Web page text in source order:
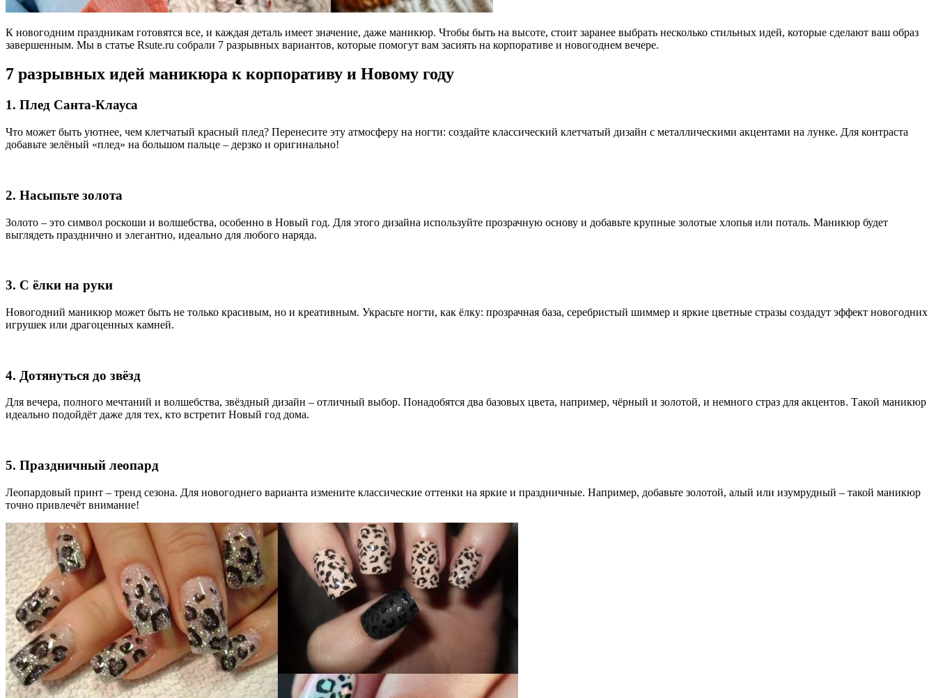
К новогодним праздникам готовятся все, и каждая деталь имеет значение, даже маникюр. Чтобы быть на высоте, стоит заранее выбрать несколько стильных идей, которые сделают ваш образ
завершенным. Мы в статье Rsute.ru собрали 7 разрывных вариантов, которые помогут вам засиять на корпоративе и новогоднем вечере.
7 разрывных идей маникюра к корпоративу и Новому году
1. Плед Санта-Клауса
Что может быть уютнее, чем клетчатый красный плед? Перенесите эту атмосферу на ногти: создайте классический клетчатый дизайн с металлическими акцентами на лунке. Для контраста
добавьте зелёный «плед» на большом пальце – дерзко и оригинально!
2. Насыпьте золота
Золото – это символ роскоши и волшебства, особенно в Новый год. Для этого дизайна используйте прозрачную основу и добавьте крупные золотые хлопья или поталь. Маникюр будет
выглядеть празднично и элегантно, идеально для любого наряда.
3. С ёлки на руки
Новогодний маникюр может быть не только красивым, но и креативным. Украсьте ногти, как ёлку: прозрачная база, серебристый шиммер и яркие цветные стразы создадут эффект новогодних
игрушек или драгоценных камней.
4. Дотянуться до звёзд
Для вечера, полного мечтаний и волшебства, звёздный дизайн – отличный выбор. Понадобятся два базовых цвета, например, чёрный и золотой, и немного страз для акцентов. Такой маникюр
идеально подойдёт даже для тех, кто встретит Новый год дома.
5. Праздничный леопард
Леопардовый принт – тренд сезона. Для новогоднего варианта измените классические оттенки на яркие и праздничные. Например, добавьте золотой, алый или изумрудный – такой маникюр
точно привлечёт внимание!